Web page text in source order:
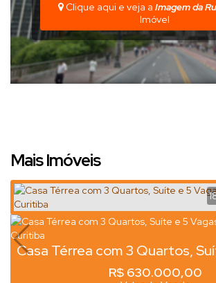
Clique aqui e veja aImagem da
Imóvel
Mais Imóveis
Casa Térrea com 3 Quartos,
no São Braz – Curitiba
R$630.000,00